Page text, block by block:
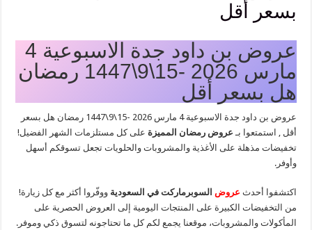
بسعر أقل
عروض بن داود جدة الاسبوعية 4
مارس 2026 -15\9\1447 رمضان
هل بسعر أقل
عروض بن داود جدة الاسبوعية 4 مارس 2026 -15\9\1447 رمضان هل بسعر
أقل , استمتعوا بـ عروض رمضان المميزة على كل مستلزمات الشهر الفضيل!
تخفيضات مذهلة على الأغذية والمشروبات والحلويات تجعل تسوقكم أسهل
وأوفر.
اكتشفوا أحدث عروض السوبرماركت في السعودية ووفّروا أكثر مع كل زيارة!
من التخفيضات الكبيرة على المنتجات اليومية إلى العروض الحصرية على
المأكولات والمشروبات، موقعنا يجمع لكم كل ما تحتاجونه لتسوق ذكي وموفر.